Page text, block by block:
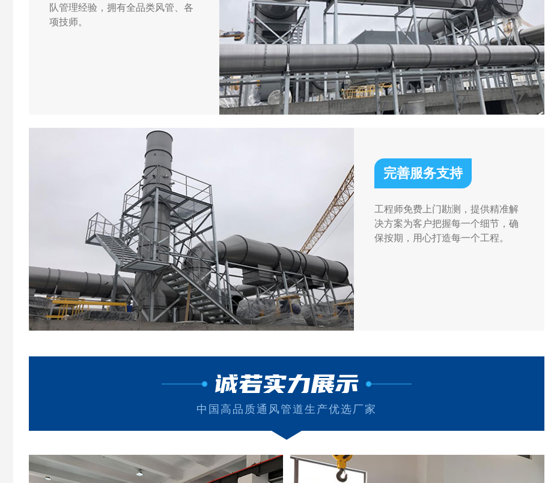
队管理经验，拥有全品类风管、各
项技师。
完善服务支持
工程师免费上门勘测，提供精准解
决方案为客户把握每一个细节，确
保按期，用心打造每一个工程。
诚若实力展示
中国高品质通风管道生产优选厂家